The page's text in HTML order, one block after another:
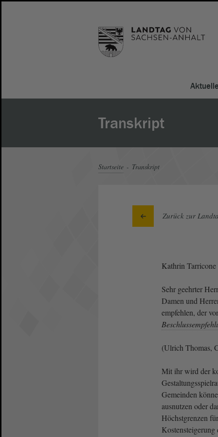
Transkript
Startseite Transkript
Zurück zur
Kathrin
Sehr geehrter
Damen und
empfehlen, der
(Ulrich Thomas,
Mit ihr wird der
Gemeinden
ausnutzen oder
Höchstgrenzen
Kostensteigerung